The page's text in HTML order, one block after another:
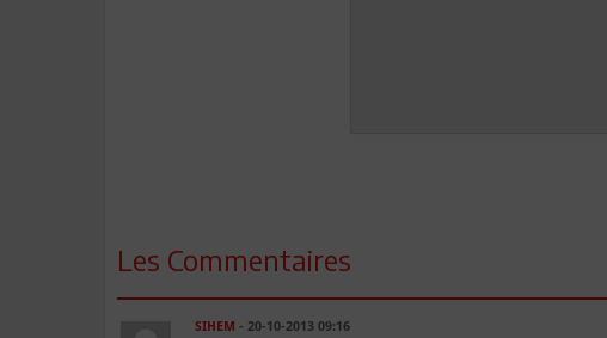
Les Commentaires
SIHEM - 20-10-2013 09:16